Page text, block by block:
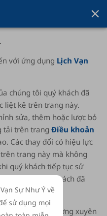
với ứng dụng Lịch Vạn
chúng tôi quý khách đã
liệt kê trên trang này.
sửa, thêm hoặc lược bỏ
tải trên trang Điều khoản
Các thay đổi có hiệu lực
trang này mà không
quý khách tiếp tục sử
nghĩa là quý khách đã
trang này thường xuyên
Sự Như Ý về
sử dụng mọi